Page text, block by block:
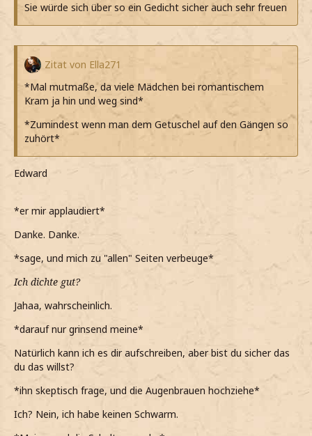
mehr unterdrücken kann*
Du dichtest gut
*Deshalb nur meine*
Meinst du, du kannst es mir aufschreiben?
*Mir durch die Haare fahre und nachdenke*
*Dann das Thema aber wieder auf ihn lenke*
auch genug geholfen hat*
Sie würde sich über so ein Gedicht sicher auch sehr freuen
Zitat von Ella271
*Mal mutmaße, da viele Mädchen bei romantischem
Kram ja hin und weg sind*
*Zumindest wenn man dem Getuschel auf den Gängen so
zuhört*
Edward
*er mir applaudiert*
Danke. Danke.
*sage, und mich zu "allen" Seiten verbeuge*
Ich dichte gut?
Jahaa, wahrscheinlich.
*darauf nur grinsend meine*
Natürlich kann ich es dir aufschreiben, aber bist du sicher das
du das willst?
*ihn skeptisch frage, und die Augenbrauen hochziehe*
Ich? Nein, ich habe keinen Schwarm.